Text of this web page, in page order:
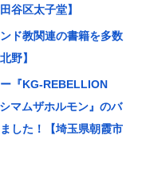
谷区太子堂】
ド教関連の書籍を多数
野】
『KG-REBELLION
マムザホルモン』のバ
した！【埼玉県朝霞市